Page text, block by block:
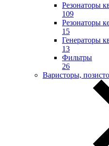
Резонаторы
109
Резонаторы
15
Генераторы
13
Фильтры
26
Варисторы,